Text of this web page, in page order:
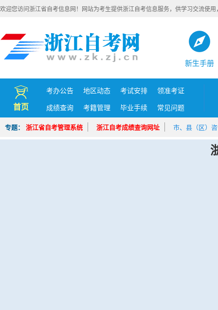
欢迎您访问浙江省自考信息网！网站为考生提供浙江自考信息服务，供学习交流使
新生手册
首页
考办公告 地区动态 考试安排
领准考证
成绩查询
考籍管理 毕业手续 常见问题
专题： 浙江省自考管理系统 浙江自考成绩查询网址 市、县（区）